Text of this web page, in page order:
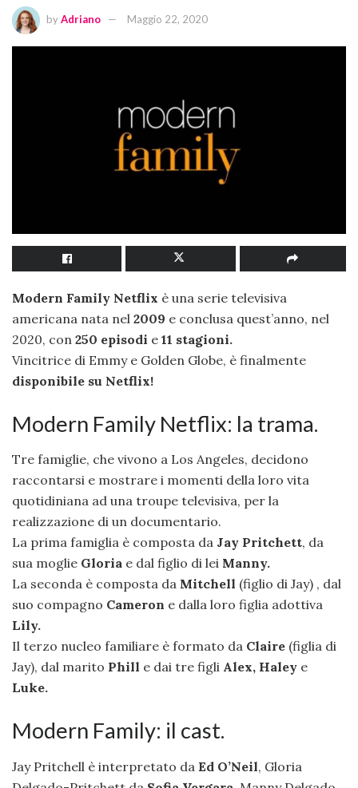
byAdriano Maggio 22, 2020
Modern Family Netflix è una serie televisiva
americana nata nel 2009 e conclusa quest’anno, nel
2020, con 250 episodi e 11 stagioni.
Vincitrice di Emmy e Golden Globe, è finalmente
disponibile su Netflix!
Modern Family Netflix: la trama.
Tre famiglie, che vivono a Los Angeles, decidono
raccontarsi e mostrare i momenti della loro vita
quotidiniana ad una troupe televisiva, per la
realizzazione di un documentario.
La prima famiglia è composta da Jay Pritchett, da
sua moglie Gloria e dal figlio di lei Manny.
La seconda è composta da Mitchell (figlio di Jay) , dal
suo compagno Cameron e dalla loro figlia adottiva
Lily.
Il terzo nucleo familiare è formato da Claire (figlia di
Jay), dal marito Phill e dai tre figli Alex, Haley e
Luke.
Modern Family: il cast.
Jay Pritchell è interpretato da Ed O’Neil, Gloria